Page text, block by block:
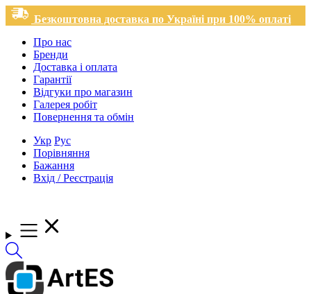
Безкоштовна доставка по Україні при 100% оплаті
Про нас
Бренди
Доставка і оплата
Гарантії
Відгуки про магазин
Галерея робіт
Повернення та обмін
Укр Рус
Порівняння
Бажання
Вхід / Реєстрація